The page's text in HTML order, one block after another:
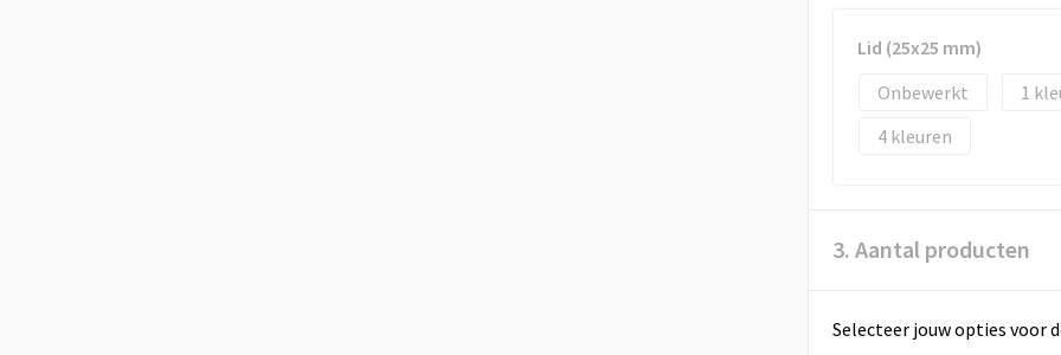
Lid (25x25 mm)
Onbewerkt
1
4
3. Aantal producten
Selecteer jouw opties voor